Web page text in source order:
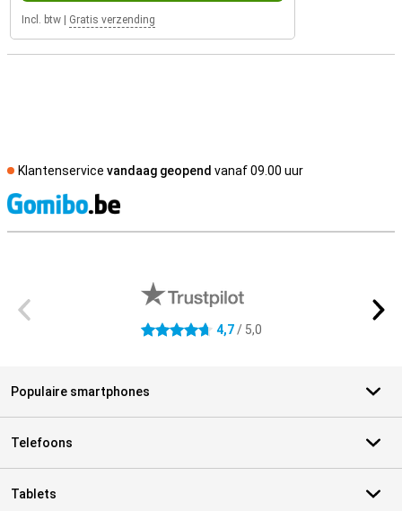
Incl. btw Gratis verzending
Klantenservice vandaag geopend vanaf 09.00 uur
4.7 sterren 4,7/ 5,0
Populaire smartphones
Telefoons
Tablets